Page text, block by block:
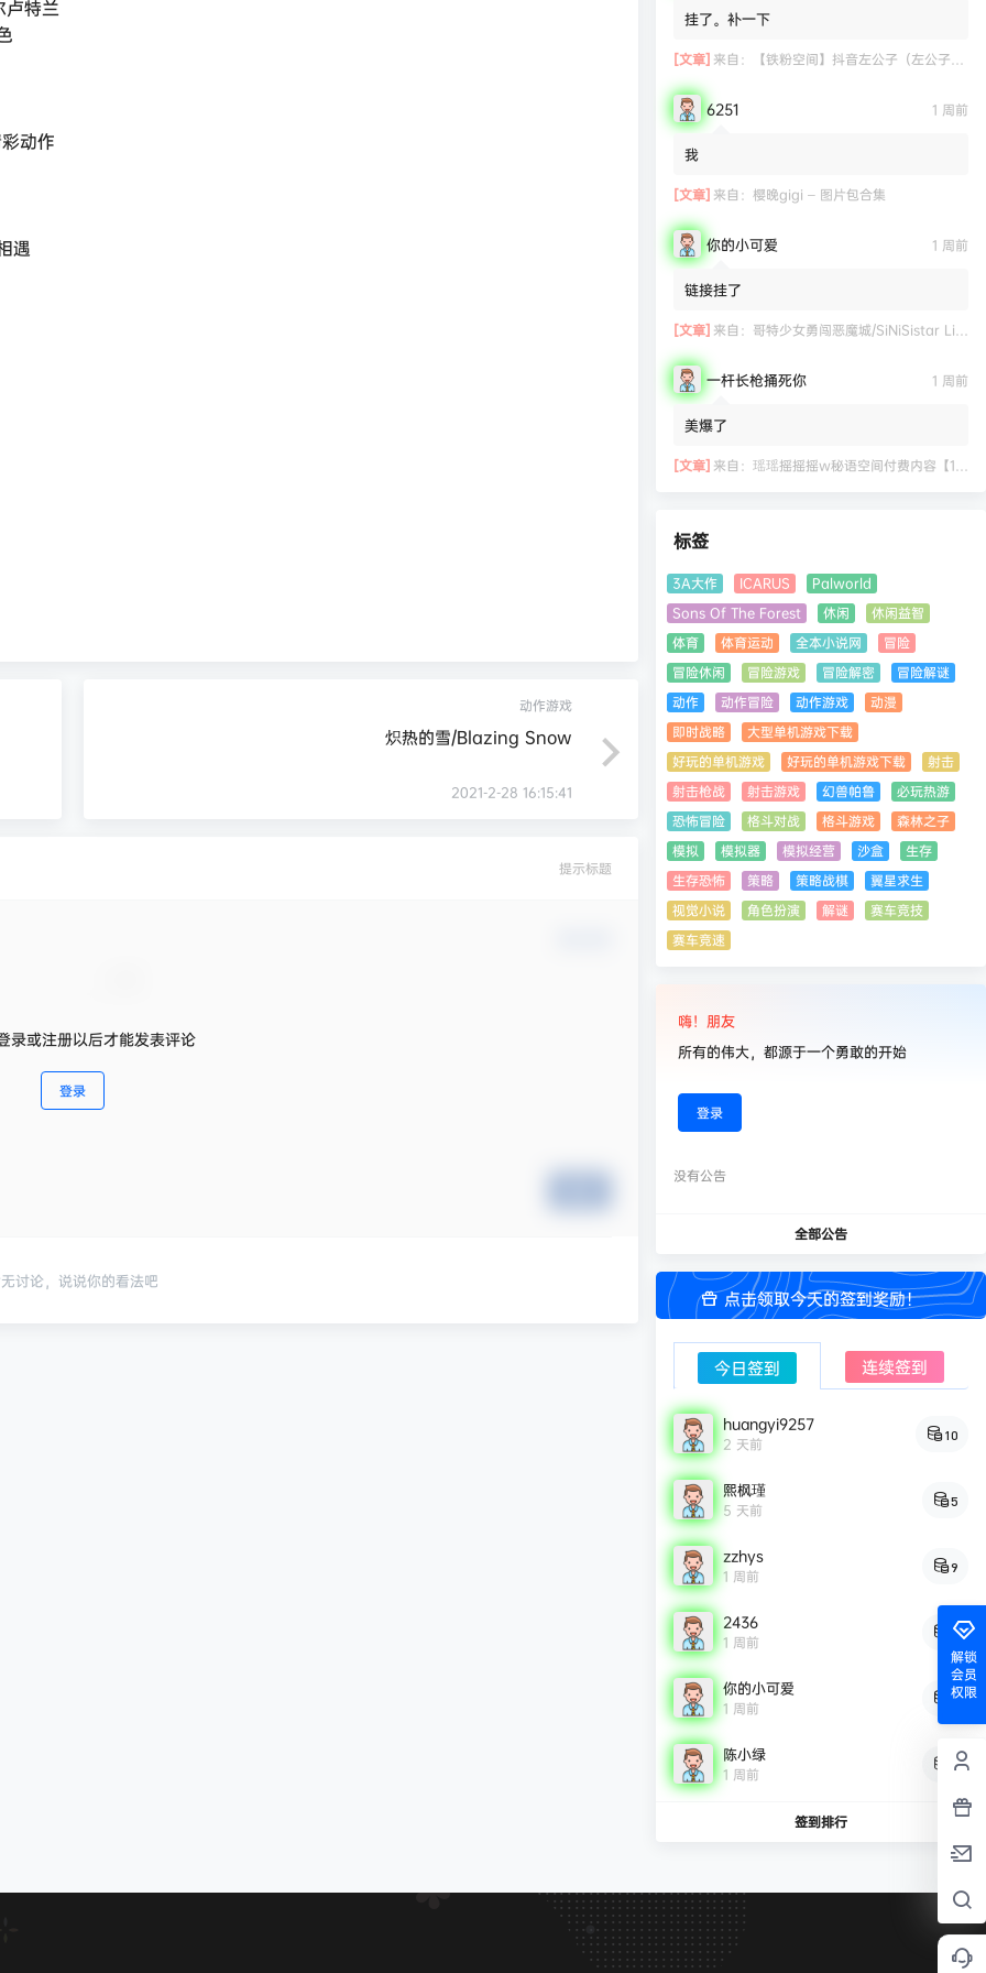
卢特兰
动作
遇
动作游戏
炽热的雪/Blazing Snow
2021-2-28 16:15:41
提示标题
录或注册以后才能发表评论
登录
讨论，说说你的看法吧
挂了。补一下
[文章] 来自： 【铁粉空间】抖音左公子（左公子666）合集【2063P 181V】
6251 1 周前
我
[文章] 来自： 樱晚gigi – 图片包合集
你的小可爱 1 周前
链接挂了
[文章] 来自： 哥特少女勇闯恶魔城/SiNiSistar Lite Version（Build.7793201+DLC+通关档）
一杆长枪捅死你 1 周前
美爆了
[文章] 来自： 瑶瑶摇摇摇w秘语空间付费内容【11.06】
标签
3A大作 ICARUS
Palworld
Sons Of The Forest
休闲
休闲益智
体育
体育运动 全本小说网
冒险
冒险休闲
冒险游戏 冒险解密
冒险解谜
动作
动作冒险 动作游戏
动漫
即时战略
大型单机游戏下载
好玩的单机游戏
好玩的单机游戏下载
射击
射击枪战
射击游戏 幻兽帕鲁
必玩热游
恐怖冒险
格斗对战 格斗游戏
森林之子
模拟
模拟器 模拟经营 沙盒
生存
生存恐怖
策略 策略战棋
翼星求生
视觉小说
角色扮演 解谜
赛车竞技
赛车竞速
嗨！朋友
所有的伟大，都源于一个勇敢的开始
登录
没有公告
全部公告
点击领取今天的签到奖励！
今日签到 连续签到
huangyi9257
2 天前 10
熙枫瑾
5 天前 5
zzhys
1 周前 9
2436
1 周前 9
你的小可爱
1 周前 8
陈小绿
1 周前 7
签到排行
解锁
会员
权限